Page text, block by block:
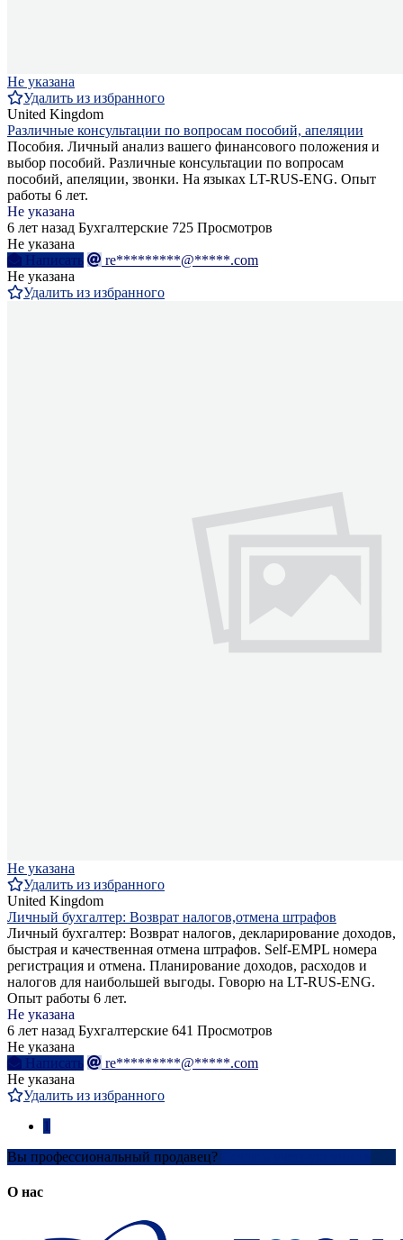
Не указана
Удалить из избранного
United Kingdom
Различные консультации по вопросам пособий, апеляции
Пособия. Личный анализ вашего финансового положения и
выбор пособий. Различные консультации по вопросам
пособий, апеляции, звонки. На языках LT-RUS-ENG. Опыт
работы 6 лет.
Не указана
6 лет назад Бухгалтерские 725 Просмотров
Не указана
Написать
re*********@*****.com
Не указана
Удалить из избранного
Не указана
Удалить из избранного
United Kingdom
Личный бухгалтер: Возврат налогов,отмена штрафов
Личный бухгалтер: Возврат налогов, декларирование доходов,
быстрая и качественная отмена штрафов. Self-EMPL номера
регистрация и отмена. Планирование доходов, расходов и
налогов для наибольшей выгоды. Говорю на LT-RUS-ENG.
Опыт работы 6 лет.
Не указана
6 лет назад Бухгалтерские 641 Просмотров
Не указана
Написать
re*********@*****.com
Не указана
Удалить из избранного
Вы профессиональный продавец?
О нас